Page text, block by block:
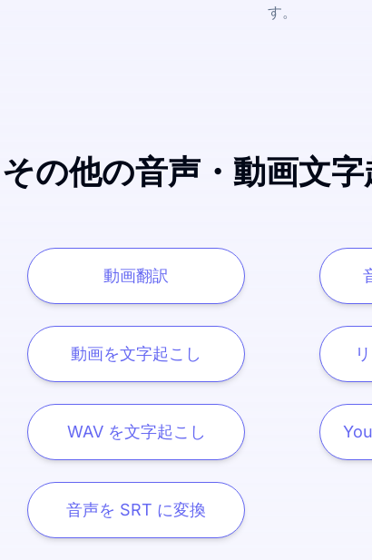
す。
その他の音声・動画文
動画翻訳
動画を文字起こし
WAV を文字起こし
音声を SRT に変換